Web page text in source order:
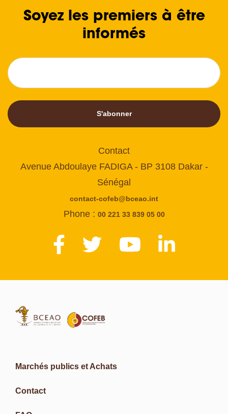
Soyez les premiers à être
informés
S'abonner
Contact
Avenue Abdoulaye FADIGA - BP 3108 Dakar -
Sénégal
contact-cofeb@bceao.int
Phone : 00 221 33 839 05 00
Marchés publics et Achats
Contact